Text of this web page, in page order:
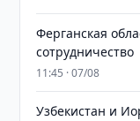
Ферганская
сотрудничество
11:45 · 07/08
Узбекистан и